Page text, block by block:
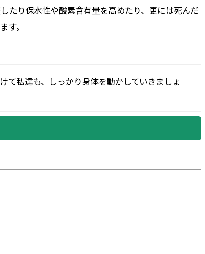
たり保水性や酸素含有量を高めたり、更には死んだ
す。
て私達も、しっかり身体を動かしていきましょ